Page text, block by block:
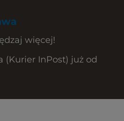
więcej!
(Kurier InPost) już od